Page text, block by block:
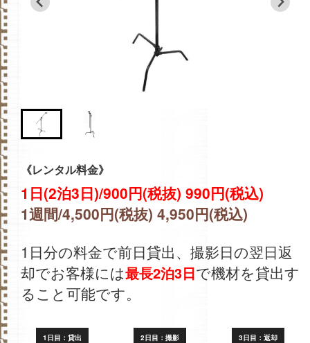
《レンタル料金》
1日(2泊3日)/900円(税抜) 990円(税込)
1週間/4,500円(税抜) 4,950円(税込)
1日分の料金で前日貸出、撮影日の翌日返
却でお客様には最長2泊3日で機材を貸出す
ること可能です。
1日目：貸出
2日目：撮影
3日目：返却